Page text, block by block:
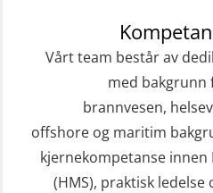
(OBSBLE044)
HLO/MOB/Søk-
kombinasjon –
HLO/Søk &
– repetisjon
ROC sertifikat
(ORC103)
STCW
(MBSBLE022)
STCW
båt (HMOB)
Vårt team består av
med bakgrunn
brannvesen,
offshore og maritim
kjernekompetanse
(HMS), praktisk ledelse